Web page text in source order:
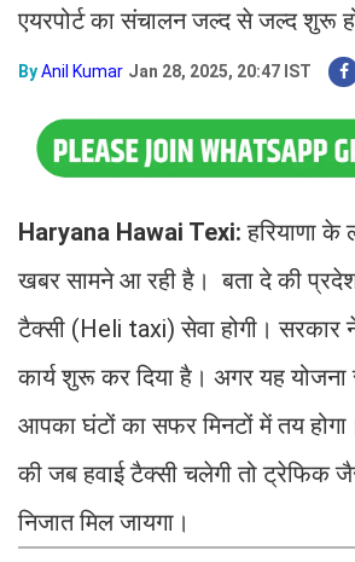
एयरपोर्ट का संचालन जल्द से जल्द शुरू
ByAnil Kumar Jan 28, 2025, 20:47 IST
Haryana Hawai Texi:हरियाणा के
खबर सामने आ रही है। बता दे की
टैक्सी (Heli taxi) सेवा होगी। सरकार
कार्य शुरू कर दिया है। अगर यह योजना
आपका घंटों का सफर मिनटों में तय
की जब हवाई टैक्सी चलेगी तो ट्रेफिक
निजात मिल जायगा।